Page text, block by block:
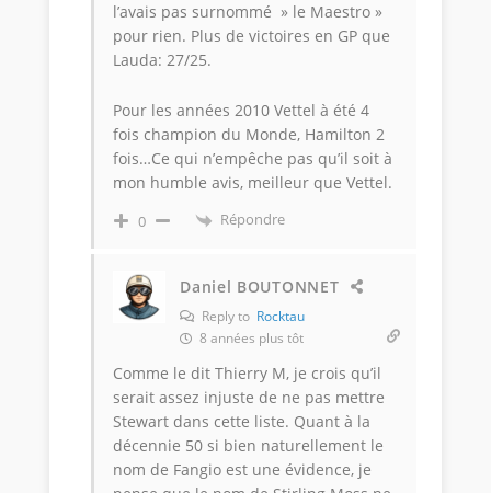
l’avais pas surnommé » le Maestro »
pour rien. Plus de victoires en GP que
Lauda: 27/25.
Pour les années 2010 Vettel à été 4
fois champion du Monde, Hamilton 2
fois…Ce qui n’empêche pas qu’il soit à
mon humble avis, meilleur que Vettel.
0 Répondre
Daniel BOUTONNET
Reply to Rocktau
8 années plus tôt
Comme le dit Thierry M, je crois qu’il
serait assez injuste de ne pas mettre
Stewart dans cette liste. Quant à la
décennie 50 si bien naturellement le
nom de Fangio est une évidence, je